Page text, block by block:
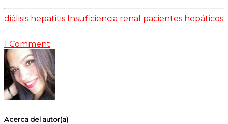
diálisis hepatitis Insuficiencia renal pacientes hepáticos
1 Comment
Acerca del autor(a)